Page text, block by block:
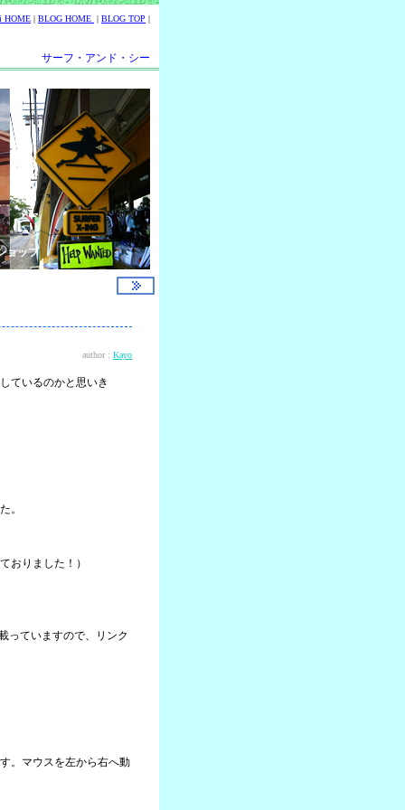
HOME | BLOG HOME | BLOG TOP |
サーフ・アンド・シー
ョップ
author : Kayo
ているのかと思いき
。
おりました！）
っていますので、リンク
。マウスを左から右へ動